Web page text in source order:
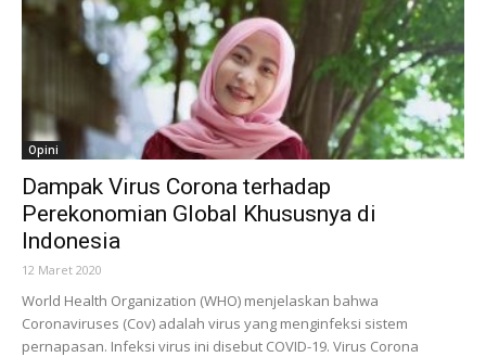
Opini
Dampak Virus Corona terhadap
Perekonomian Global Khususnya di
Indonesia
12 Maret 2020
World Health Organization (WHO) menjelaskan bahwa
Coronaviruses (Cov) adalah virus yang menginfeksi sistem
pernapasan. Infeksi virus ini disebut COVID-19. Virus Corona